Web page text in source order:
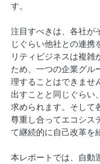
す。
注目すべきは、各社が
じぐらい他社との連携
リティビジネスは複雑
ため、一つの企業グル
理することはできませ
出すことと同じぐらい
求められます。そして
尊重し合ってエコシス
て継続的に自己改革を
本レポートでは、自動